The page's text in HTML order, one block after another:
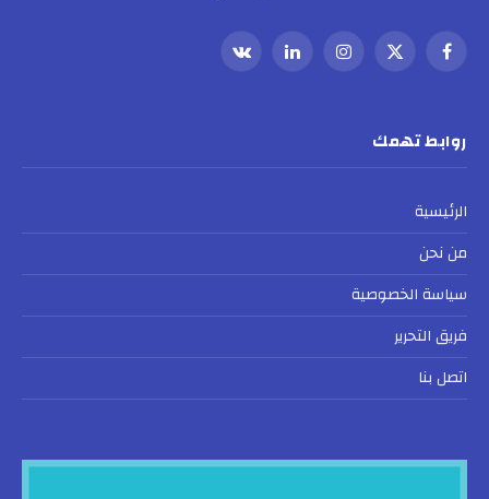
فيسبوك
X
الانستغراملينكدإنVKontakte
روابط تهمك
الرئيسية
من نحن
سياسة الخصوصية
فريق التحرير
اتصل بنا